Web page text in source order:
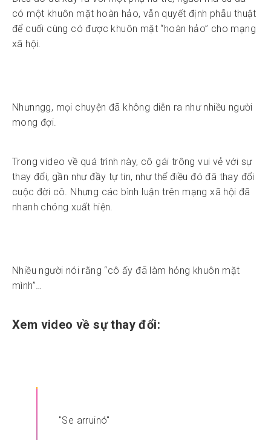
có một khuôn mặt hoàn hảo, vẫn quyết định phẫu thuật
để cuối cùng có được khuôn mặt “hoàn hảo” cho mạng
xã hội.
Nhưnngg, mọi chuyện đã không diễn ra như nhiều người
mong đợi.
Trong video về quá trình này, cô gái trông vui vẻ với sự
thay đổi, gần như đầy tự tin, như thể điều đó đã thay đổi
cuộc đời cô. Nhưng các bình luận trên mạng xã hội đã
nhanh chóng xuất hiện.
Nhiều người nói rằng “cô ấy đã làm hỏng khuôn mặt
mình”…
Xem video về sự thay đổi:
"Se arruinó"